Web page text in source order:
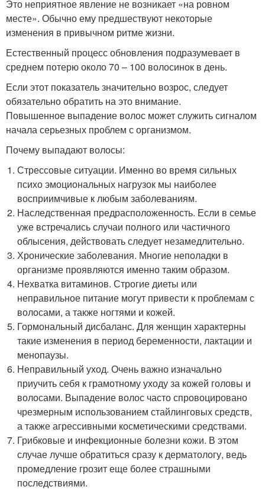
Это неприятное явление не возникает «на ровном
месте». Обычно ему предшествуют некоторые
изменения в привычном ритме жизни.
Естественный процесс обновления подразумевает в
среднем потерю около 70 – 100 волосинок в день.
Если этот показатель значительно возрос, следует
обязательно обратить на это внимание.
Повышенное выпадение волос может служить сигналом
начала серьезных проблем с организмом.
Почему выпадают волосы:
Стрессовые ситуации. Именно во время сильных
психо эмоциональных нагрузок мы наиболее
восприимчивые к любым заболеваниям.
Наследственная предрасположенность. Если в семье
уже встречались случаи полного или частичного
облысения, действовать следует незамедлительно.
Хронические заболевания. Многие неполадки в
организме проявляются именно таким образом.
Нехватка витаминов. Строгие диеты или
неправильное питание могут привести к проблемам с
волосами, а также ногтями и кожей.
Гормональный дисбаланс. Для женщин характерны
такие изменения в период беременности, лактации и
менопаузы.
Неправильный уход. Очень важно изначально
приучить себя к грамотному уходу за кожей головы и
волосами. Выпадение волос часто спровоцировано
чрезмерным использованием стайлинговых средств,
а также агрессивными косметическими средствами.
Грибковые и инфекционные болезни кожи. В этом
случае лучше обратиться сразу к дерматологу, ведь
промедление грозит еще более страшными
последствиями.